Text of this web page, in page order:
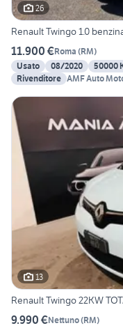
26
Renault Twingo 1.0
11.900 €Roma (RM)
Usato
08/2020 50000
Rivenditore AMF Auto
13
Renault Twingo 22KW
9.990 €Nettuno(RM)